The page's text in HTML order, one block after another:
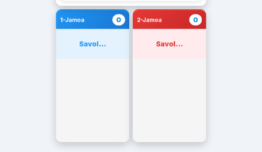
1-Jamoa 0
Savol...
2-Jamoa 0
Savol...